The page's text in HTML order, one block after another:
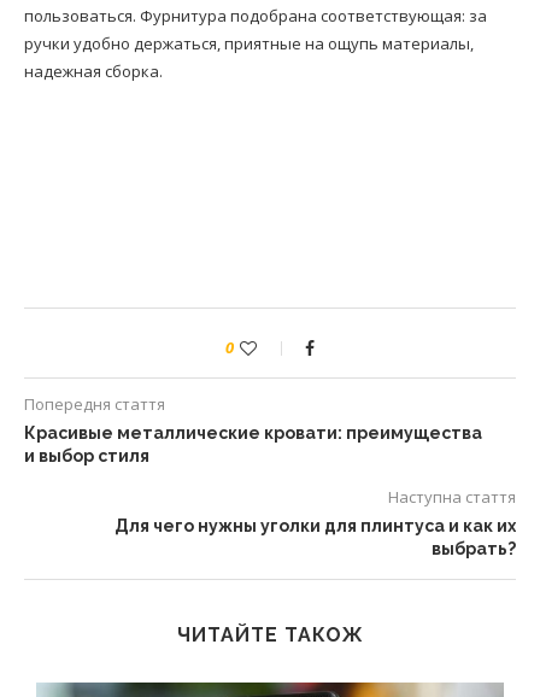
пользоваться. Фурнитура подобрана соответствующая: за
ручки удобно держаться, приятные на ощупь материалы,
надежная сборка.
0
Попередня стаття
Красивые металлические кровати: преимущества
и выбор стиля
Наступна стаття
Для чего нужны уголки для плинтуса и как их
выбрать?
ЧИТАЙТЕ ТАКОЖ